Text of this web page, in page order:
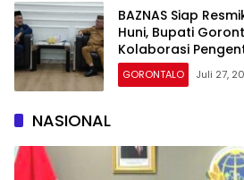
BAZNAS Siap
Huni, Bupati
Kolaborasi
GORONTALO Juli 27,
NASIONAL